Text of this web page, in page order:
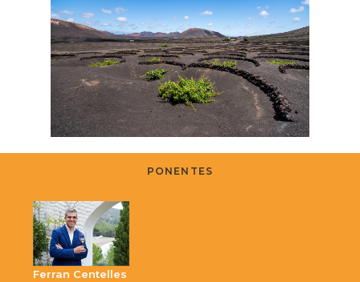
PONENTES
Ferran Centelles